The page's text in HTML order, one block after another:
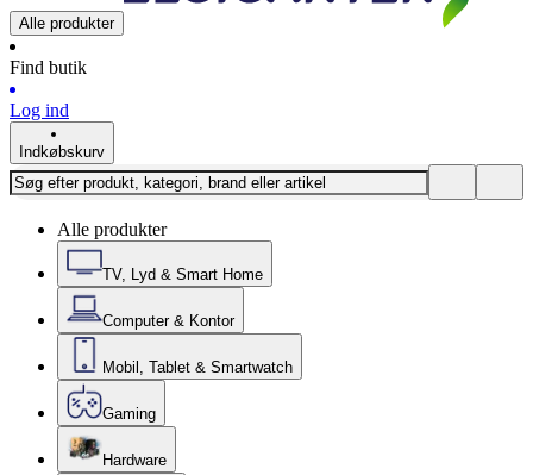
Alle produkter
Find butik
Log ind
Indkøbskurv
Alle produkter
TV, Lyd & Smart Home
Computer & Kontor
Mobil, Tablet & Smartwatch
Gaming
Hardware